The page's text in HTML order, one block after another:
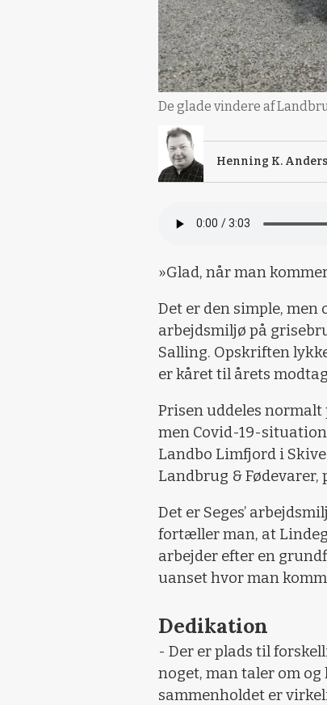
De glade vindere af
Henning K.
»Glad, når man
Det er den simple, men
arbejdsmiljø på
Salling. Opskriften
er kåret til årets
Prisen uddeles normalt
men Covid-19-
Landbo Limfjord i
Landbrug & Fødevarer,
Det er Seges’
fortæller man, at
arbejder efter en
uanset hvor man
Dedikation
- Der er plads til
noget, man taler om og
sammenholdet er